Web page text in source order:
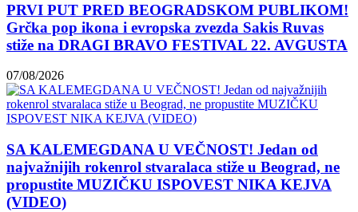
PRVI PUT PRED BEOGRADSKOM PUBLIKOM!
Grčka pop ikona i evropska zvezda Sakis Ruvas
stiže na DRAGI BRAVO FESTIVAL 22. AVGUSTA
07/08/2026
SA KALEMEGDANA U VEČNOST! Jedan od
najvažnijih rokenrol stvaralaca stiže u Beograd, ne
propustite MUZIČKU ISPOVEST NIKA KEJVA
(VIDEO)